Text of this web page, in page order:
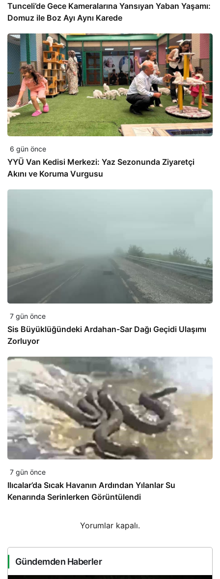
Tunceli’de Gece Kameralarına Yansıyan Yaban Yaşamı:
Domuz ile Boz Ayı Aynı Karede
6 gün önce
YYÜ Van Kedisi Merkezi: Yaz Sezonunda Ziyaretçi
Akını ve Koruma Vurgusu
7 gün önce
Sis Büyüklüğündeki Ardahan-Sar Dağı Geçidi Ulaşımı
Zorluyor
7 gün önce
Ilıcalar’da Sıcak Havanın Ardından Yılanlar Su
Kenarında Serinlerken Görüntülendi
Yorumlar kapalı.
Gündemden Haberler